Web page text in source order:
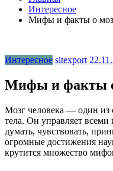
Интересное
Мифы и факты о
Интересное sitexport
Мифы и факты о
Мозг человека — один из
тела. Он управляет всеми
думать, чувствовать,
огромные достижения
крутится множество